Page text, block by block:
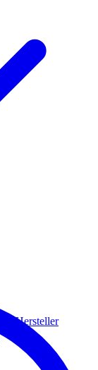
Hersteller